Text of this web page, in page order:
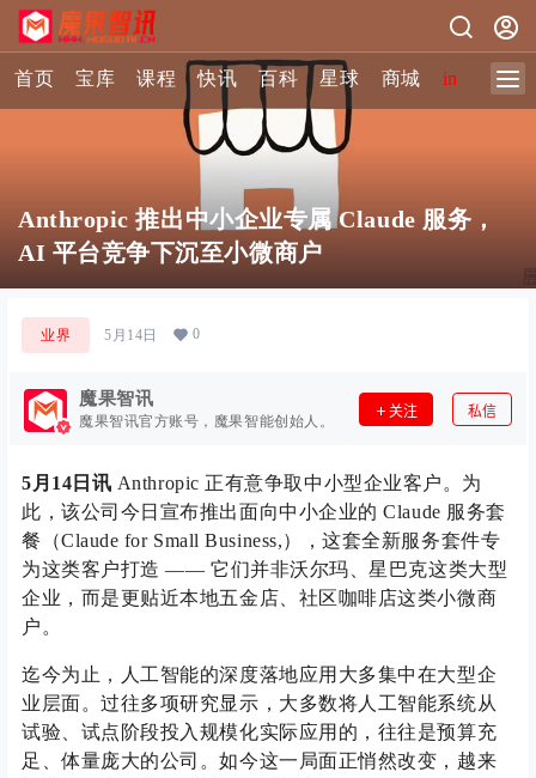
首页 宝库 课程 快讯 百科 星球 商城 image-2
Anthropic 推出中小企业专属 Claude 服务，
AI 平台竞争下沉至小微商户
业界 5月14日 0
魔果智讯
魔果智讯官方账号，魔果智能创始人。
关注 私信
5月14日讯 Anthropic 正有意争取中小型企业客户。为
此，该公司今日宣布推出面向中小企业的 Claude 服务套
餐（Claude for Small Business,），这套全新服务套件专
为这类客户打造 —— 它们并非沃尔玛、星巴克这类大型
企业，而是更贴近本地五金店、社区咖啡店这类小微商
户。
迄今为止，人工智能的深度落地应用大多集中在大型企
业层面。过往多项研究显示，大多数将人工智能系统从
试验、试点阶段投入规模化实际应用的，往往是预算充
足、体量庞大的公司。如今这一局面正悄然改变，越来